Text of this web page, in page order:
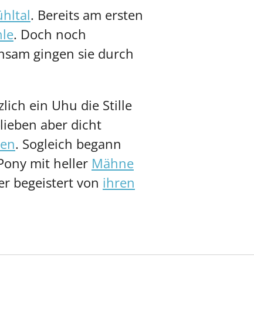
. Bereits am ersten
. Doch noch
gingen sie durch
ein Uhu die Stille
aber dicht
. Sogleich begann
mit heller Mähne
begeistert von ihren